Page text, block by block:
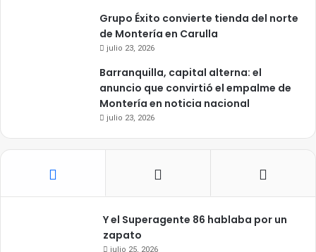
Grupo Éxito convierte tienda del norte
de Montería en Carulla
julio 23, 2026
Barranquilla, capital alterna: el
anuncio que convirtió el empalme de
Montería en noticia nacional
julio 23, 2026
Y el Superagente 86 hablaba por un
zapato
julio 25, 2026